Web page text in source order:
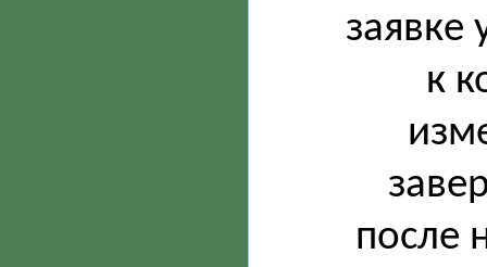
заявке
к
после